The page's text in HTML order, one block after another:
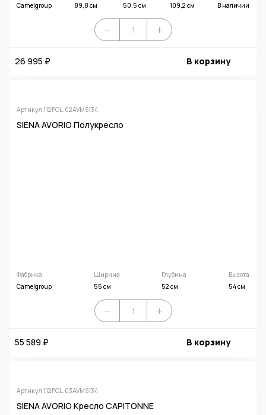
Camelgroup
89,8 см
50,5 см
109,2 см
В наличии
26 995 ₽ В корзину
Артикул 112POL.02AVMS134
SIENA AVORIO Полукресло
Фабрика
Camelgroup
Ширина
55 см
Глубина
52 см
Высота
54 см
55 589 ₽ В корзину
Артикул 112POL.03AVMS134
SIENA AVORIO Кресло CAPITONNE